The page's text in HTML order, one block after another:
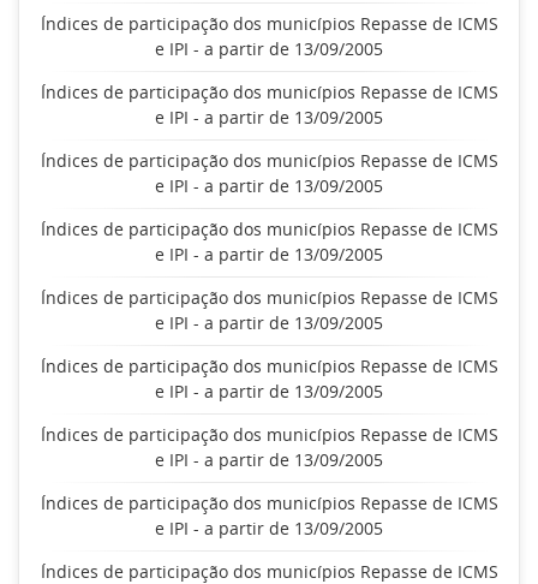
Índices de participação dos municípios Repasse de ICMS
e IPI - a partir de 13/09/2005
Índices de participação dos municípios Repasse de ICMS
e IPI - a partir de 13/09/2005
Índices de participação dos municípios Repasse de ICMS
e IPI - a partir de 13/09/2005
Índices de participação dos municípios Repasse de ICMS
e IPI - a partir de 13/09/2005
Índices de participação dos municípios Repasse de ICMS
e IPI - a partir de 13/09/2005
Índices de participação dos municípios Repasse de ICMS
e IPI - a partir de 13/09/2005
Índices de participação dos municípios Repasse de ICMS
e IPI - a partir de 13/09/2005
Índices de participação dos municípios Repasse de ICMS
e IPI - a partir de 13/09/2005
Índices de participação dos municípios Repasse de ICMS